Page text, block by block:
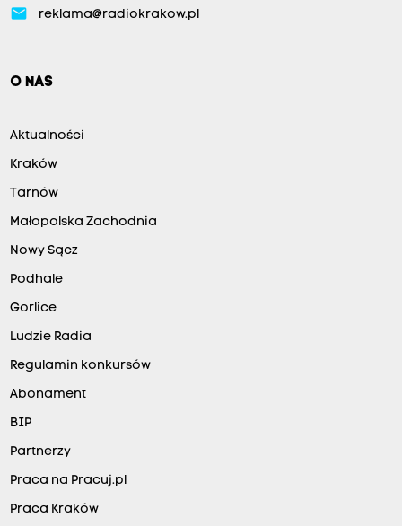
email reklama@radiokrakow.pl
O NAS
Aktualności
Kraków
Tarnów
Małopolska Zachodnia
Nowy Sącz
Podhale
Gorlice
Ludzie Radia
Regulamin konkursów
Abonament
BIP
Partnerzy
Praca na Pracuj.pl
Praca Kraków